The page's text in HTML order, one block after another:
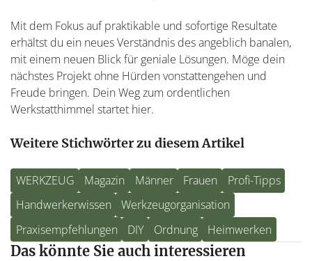
Mit dem Fokus auf praktikable und sofortige Resultate
erhältst du ein neues Verständnis des angeblich banalen,
mit einem neuen Blick für geniale Lösungen. Möge dein
nächstes Projekt ohne Hürden vonstattengehen und
Freude bringen. Dein Weg zum ordentlichen
Werkstatthimmel startet hier.
Weitere Stichwörter zu diesem Artikel
WERKZEUG Magazin Männer Frauen
Profi-Tipps
Handwerkerwissen
Werkzeugorganisation
Praxisempfehlungen
DIY Ordnung Heimwerken
Das könnte Sie auch interessieren